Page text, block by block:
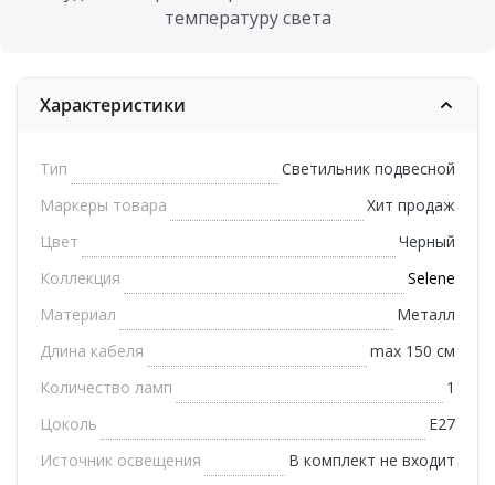
температуру света
Характеристики
Тип
Светильник подвесной
Маркеры товара
Хит продаж
Цвет
Черный
Коллекция
Selene
Материал
Металл
Длина кабеля
max 150 см
Количество ламп
1
Цоколь
E27
Источник освещения
В комплект не входит